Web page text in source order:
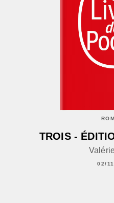
TROIS -
02/